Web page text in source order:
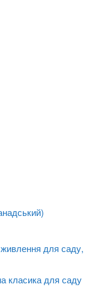
для саду,
класика для саду